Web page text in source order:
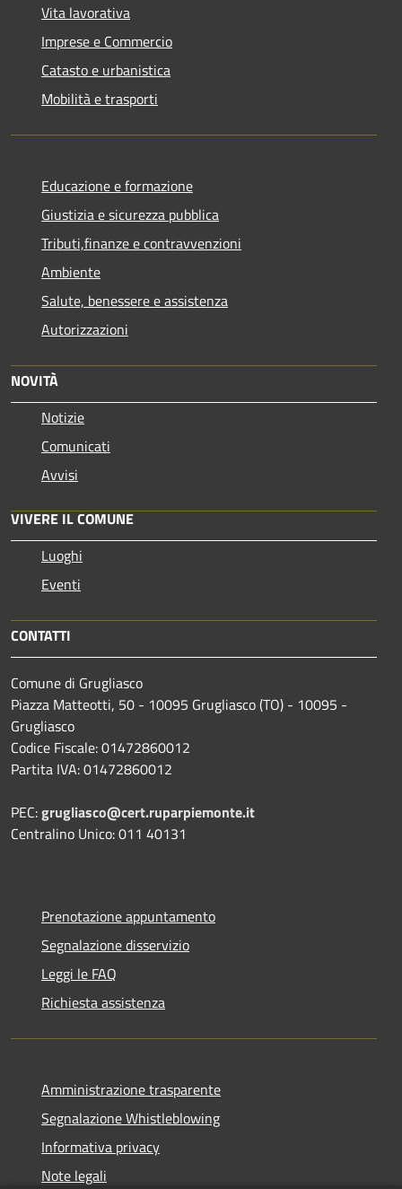
Vita lavorativa
Imprese e Commercio
Catasto e urbanistica
Mobilità e trasporti
Educazione e formazione
Giustizia e sicurezza pubblica
Tributi,finanze e contravvenzioni
Ambiente
Salute, benessere e assistenza
Autorizzazioni
NOVITÀ
Notizie
Comunicati
Avvisi
VIVERE IL COMUNE
Luoghi
Eventi
CONTATTI
Comune di Grugliasco
Piazza Matteotti, 50 - 10095 Grugliasco (TO) - 10095 -
Grugliasco
Codice Fiscale: 01472860012
Partita IVA: 01472860012
PEC:grugliasco@cert.ruparpiemonte.it
Centralino Unico: 011 40131
Prenotazione appuntamento
Segnalazione disservizio
Leggi le FAQ
Richiesta assistenza
Amministrazione trasparente
Segnalazione Whistleblowing
Informativa privacy
Note legali